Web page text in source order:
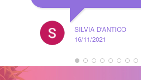
SILVIA D'ANTICO
16/11/2021